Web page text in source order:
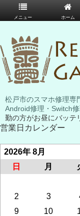
松戸市のスマホ修理専
Android修理・Switch
勤の方がお昼にバッテ
営業日カレンダー
2026年 8月
日
月
2
3
9
10
メニュー ホーム